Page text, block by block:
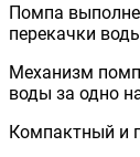
Помпа
перекачки
Механизм
воды за одно
Компактный и